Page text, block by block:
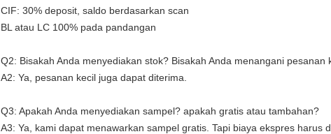
CIF: 30% deposit, saldo berdasarkan scan
BL atau LC 100% pada pandangan
Q2: Bisakah Anda menyediakan stok? Bisakah Anda menangani pesanan
A2: Ya, pesanan kecil juga dapat diterima.
Q3: Apakah Anda menyediakan sampel? apakah gratis atau tambahan?
A3: Ya, kami dapat menawarkan sampel gratis. Tapi biaya ekspres harus